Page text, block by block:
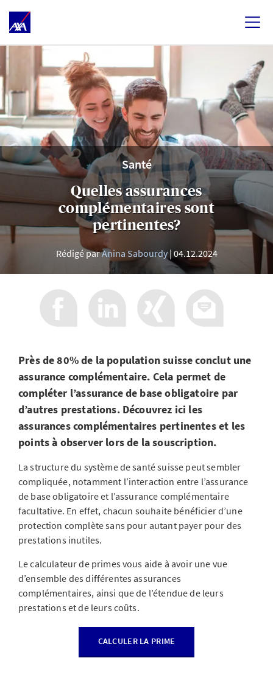
Santé
Quelles assurances
complémentaires sont
pertinentes?
Rédigé parAnina Sabourdy 04.12.2024
Près de 80% de la population suisse conclut une
assurance complémentaire. Cela permet de
compléter l’assurance de base obligatoire par
d’autres prestations. Découvrez ici les
assurances complémentaires pertinentes et les
points à observer lors de la souscription.
La structure du système de santé suisse peut sembler
compliquée, notamment l’interaction entre l’assurance
de base obligatoire et l’assurance complémentaire
facultative. En effet, chacun souhaite bénéficier d’une
protection complète sans pour autant payer pour des
prestations inutiles.
Le calculateur de primes vous aide à avoir une vue
d’ensemble des différentes assurances
complémentaires, ainsi que de l’étendue de leurs
prestations et de leurs coûts.
CALCULER LA PRIME